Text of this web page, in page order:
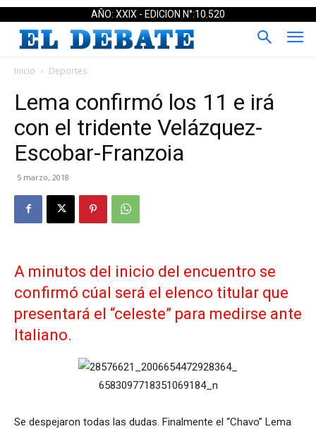
AÑO: XXIX - EDICION N°:10.520
Inicio Deportes
Lema confirmó los 11 e irá
con el tridente Velázquez-
Escobar-Franzoia
5 marzo, 2018
A minutos del inicio del encuentro se
confirmó cúal será el elenco titular que
presentará el “celeste” para medirse ante
Italiano.
Se despejaron todas las dudas. Finalmente el “Chavo” Lema